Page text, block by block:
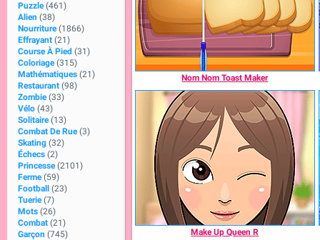
Puzzle (461)
Alien (38)
Nourriture (1866)
Effrayant (21)
Course À Pied (31)
Coloriage (315)
Mathématiques (21)
Restaurant (98)
Zombie (33)
Vélo (43)
Solitaire (13)
Combat De Rue (3)
Skating (32)
Échecs (2)
Princesse (2101)
Ferme (59)
Football
(23)
Tuerie (7)
Mots (26)
Combat (21)
Garçon (745)
Nom Nom Toast Maker
Make Up Queen R